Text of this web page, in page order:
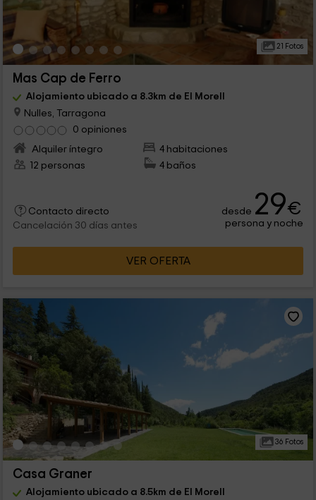
21 Fotos
Mas Cap de Ferro
Alojamiento ubicado a 8.3km de El Morell
Nulles, Tarragona
0 opiniones
Alquiler íntegro
4 habitaciones
12 personas
4 baños
Contacto directo
Cancelación 30 días antes
desde 29€
persona y noche
VER OFERTA
36 Fotos
Casa Graner
Alojamiento ubicado a 8.5km de El Morell